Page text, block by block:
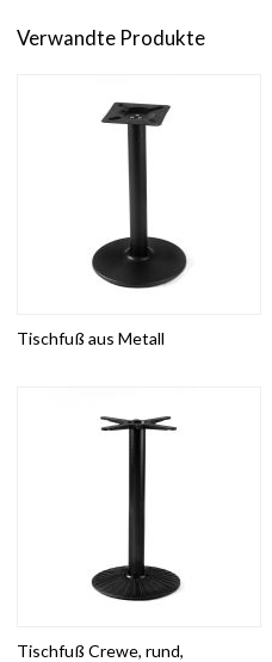
Verwandte Produkte
Tischfuß aus Metall
Tischfuß Crewe, rund,